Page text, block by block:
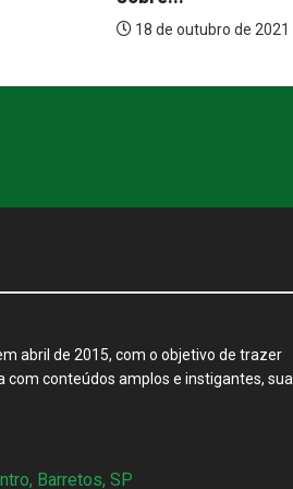
abril de 2015, com o objetivo de trazer
conteúdos amplos e instigantes, sua
Barretos, SP